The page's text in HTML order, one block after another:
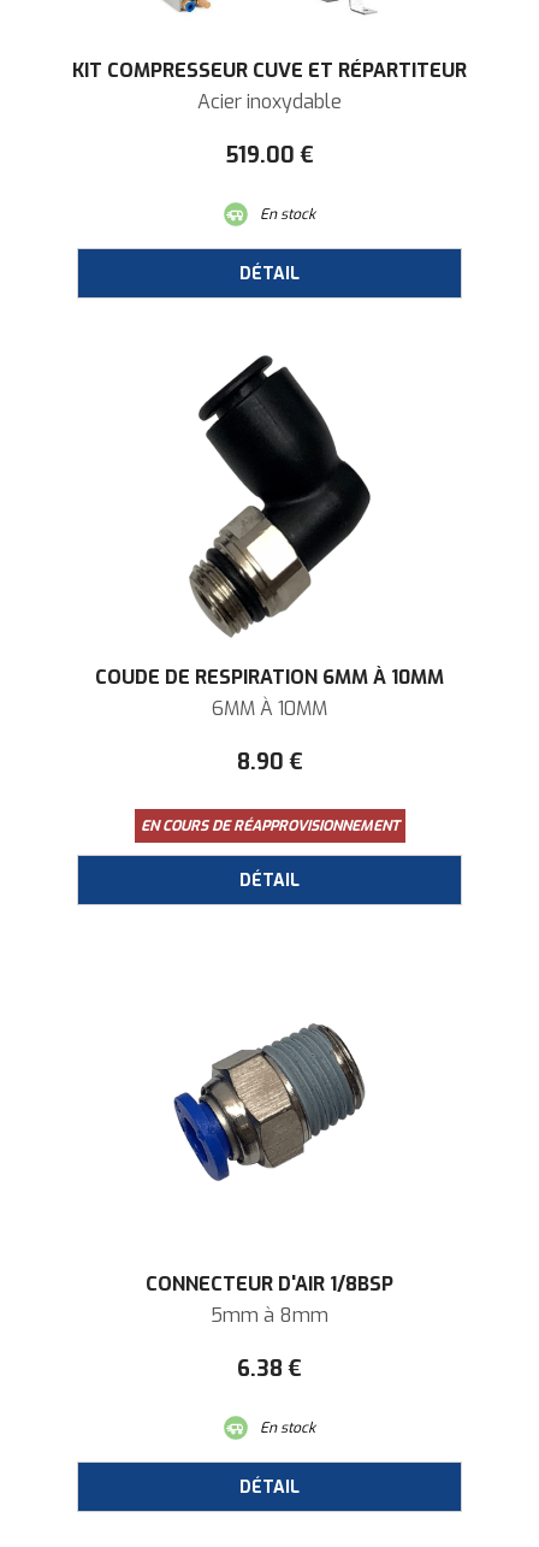
KIT COMPRESSEUR CUVE ET RÉPARTITEUR
Acier inoxydable
519.00 €
En stock
COUDE DE RESPIRATION 6MM À 10MM
6MM À 10MM
8.90 €
EN COURS DE RÉAPPROVISIONNEMENT
CONNECTEUR D'AIR 1/8BSP
5mm à 8mm
6.38 €
En stock